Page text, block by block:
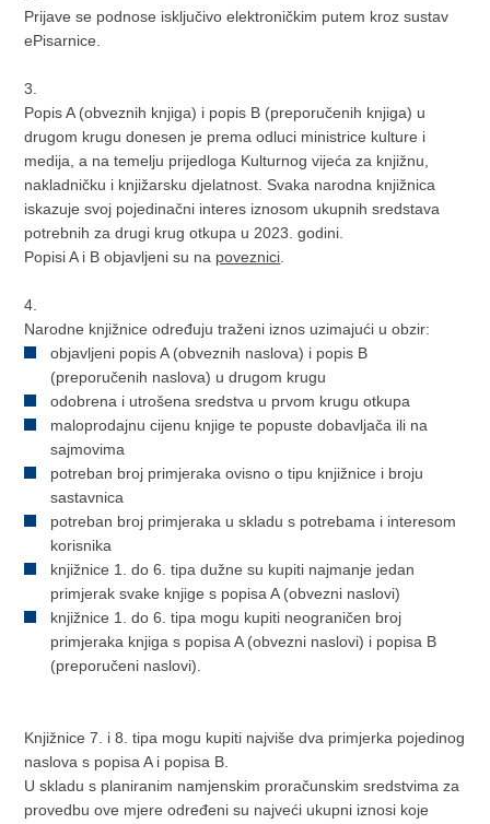
Prijave se podnose isključivo elektroničkim putem kroz sustav
ePisarnice.
3.
Popis A (obveznih knjiga) i popis B (preporučenih knjiga) u
drugom krugu donesen je prema odluci ministrice kulture i
medija, a na temelju prijedloga Kulturnog vijeća za knjižnu,
nakladničku i knjižarsku djelatnost. Svaka narodna knjižnica
iskazuje svoj pojedinačni interes iznosom ukupnih sredstava
potrebnih za drugi krug otkupa u 2023. godini.
Popisi A i B objavljeni su na poveznici
4.
Narodne knjižnice određuju traženi iznos uzimajući u obzir:
objavljeni popis A (obveznih naslova) i popis B
(preporučenih naslova) u drugom krugu
odobrena i utrošena sredstva u prvom krugu otkupa
maloprodajnu cijenu knjige te popuste dobavljača ili na
sajmovima
potreban broj primjeraka ovisno o tipu knjižnice i broju
sastavnica
potreban broj primjeraka u skladu s potrebama i interesom
korisnika
knjižnice 1. do 6. tipa dužne su kupiti najmanje jedan
primjerak svake knjige s popisa A (obvezni naslovi)
knjižnice 1. do 6. tipa mogu kupiti neograničen broj
primjeraka knjiga s popisa A (obvezni naslovi) i popisa B
(preporučeni naslovi).
Knjižnice 7. i 8. tipa mogu kupiti najviše dva primjerka pojedinog
naslova s popisa A i popisa B.
U skladu s planiranim namjenskim proračunskim sredstvima za
provedbu ove mjere određeni su najveći ukupni iznosi koje